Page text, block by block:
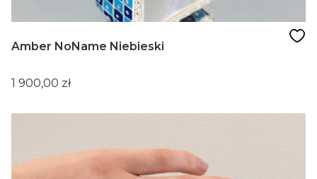
Amber NoName Niebieski
Cena
1 900,00 zł